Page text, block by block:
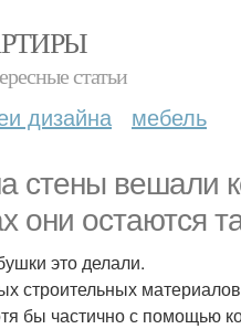
статьи
дизайна мебель
стены вешали
они остаются
это делали.
бы частично с помощью